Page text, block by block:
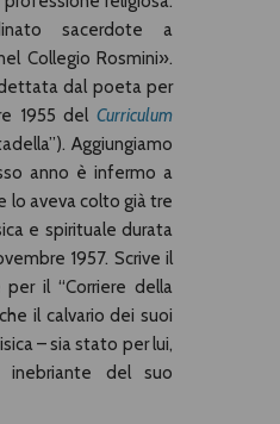
sacerdote a
Collegio Rosmini».
dal poeta per
1955 del Curriculum
Aggiungiamo
anno è infermo a
lo aveva colto già tre
e spirituale durata
1957. Scrive il
il “Corriere della
il calvario dei suoi
– sia stato per lui,
inebriante del suo